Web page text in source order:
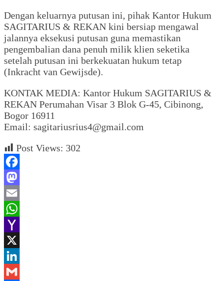
Dengan keluarnya putusan ini, pihak Kantor Hukum
SAGITARIUS & REKAN kini bersiap mengawal
jalannya eksekusi putusan guna memastikan
pengembalian dana penuh milik klien seketika
setelah putusan ini berkekuatan hukum tetap
(Inkracht van Gewijsde).
KONTAK MEDIA: Kantor Hukum SAGITARIUS &
REKAN Perumahan Visar 3 Blok G-45, Cibinong,
Bogor 16911
Email: sagitariusrius4@gmail.com
Post Views: 302
Facebook
Mastodon
Email
WhatsApp
Yahoo
Mail
X
LinkedIn